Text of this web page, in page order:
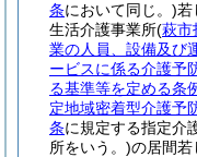
条において同じ。)若
生活介護事業所(萩市
業の人員、設備及び
ービスに係る介護予
る基準等を定める条
定地域密着型介護予
条に規定する指定介
所をいう。)の居間若